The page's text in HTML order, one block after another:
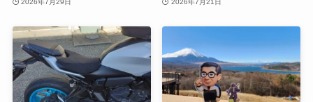
2026年7月29日 2026年7月21日